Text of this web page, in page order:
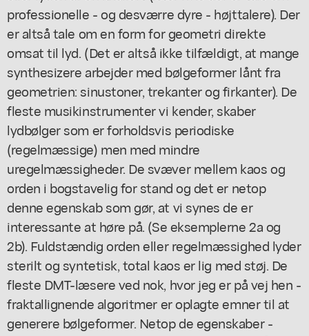
professionelle - og desværre dyre - højttalere). Der
er altså tale om en form for geometri direkte
omsat til lyd. (Det er altså ikke tilfældigt, at mange
synthesizere arbejder med bølgeformer lånt fra
geometrien: sinustoner, trekanter og firkanter). De
fleste musikinstrumenter vi kender, skaber
lydbølger som er forholdsvis periodiske
(regelmæssige) men med mindre
uregelmæssigheder. De svæver mellem kaos og
orden i bogstavelig for stand og det er netop
denne egenskab som gør, at vi synes de er
interessante at høre på. (Se eksemplerne 2a og
2b). Fuldstændig orden eller regelmæssighed lyder
sterilt og syntetisk, total kaos er lig med støj. De
fleste DMT-læsere ved nok, hvor jeg er på vej hen -
fraktallignende algoritmer er oplagte emner til at
generere bølgeformer. Netop de egenskaber -